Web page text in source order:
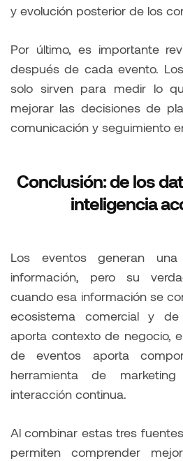
y evolución posterior de los
Por último, es importante
después de cada evento.
solo sirven para medir lo
mejorar las decisiones de
comunicación y seguimiento
Conclusión: de los
inteligencia
Los eventos generan
información, pero su
cuando esa información se
ecosistema comercial y
aporta contexto de negocio,
de eventos aporta
herramienta de
interacción continua.
Al combinar estas tres
permiten comprender